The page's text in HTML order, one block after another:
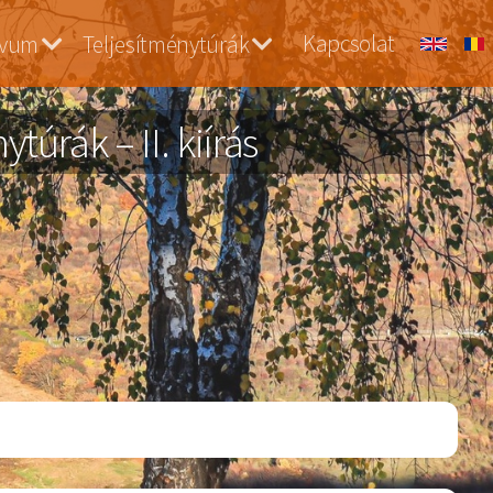
Teljesítménytúrák Kapcsolat
– II. kiírás